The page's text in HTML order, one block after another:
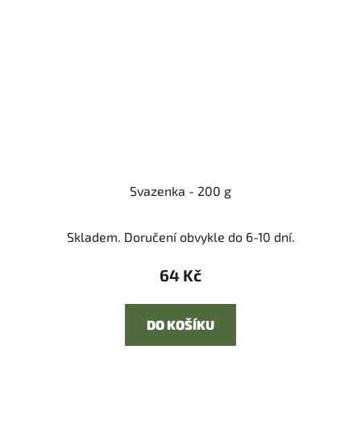
Svazenka - 200 g
Skladem. Doručení obvykle do 6-10 dní.
64 Kč
DO KOŠÍKU